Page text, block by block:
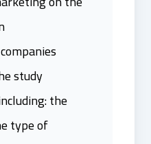
study
the
type of